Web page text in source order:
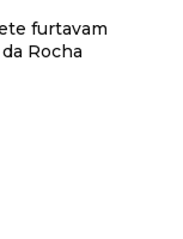
furtavam
Rocha